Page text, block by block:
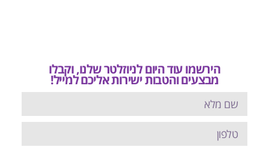
הירשמו עוד היום לניוזלטר שלנו, וקבלו
מבצעים והטבות ישירות אליכם למייל!